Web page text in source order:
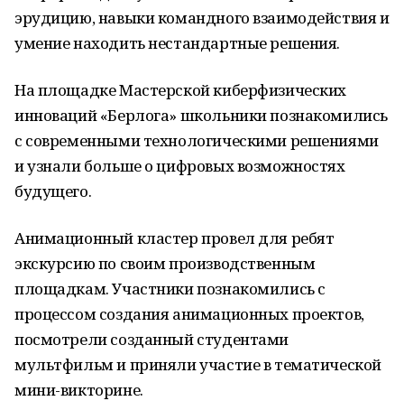
эрудицию, навыки командного взаимодействия и
умение находить нестандартные решения.
На площадке Мастерской киберфизических
инноваций «Берлога» школьники познакомились
с современными технологическими решениями
и узнали больше о цифровых возможностях
будущего.
Анимационный кластер провел для ребят
экскурсию по своим производственным
площадкам. Участники познакомились с
процессом создания анимационных проектов,
посмотрели созданный студентами
мультфильм и приняли участие в тематической
мини-викторине.